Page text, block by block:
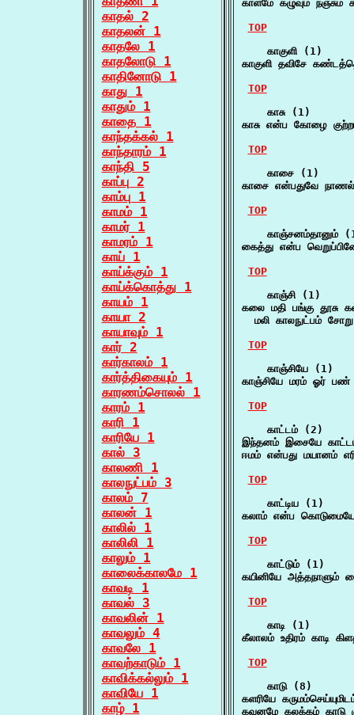
காதல் 2
காதலன் 1
காதலே 1
காதலோடு 1
காதினோடு 1
காது 1
காதும் 1
காதை 1
காந்தக்கல் 1
காந்தாரம் 1
காந்தி 5
காப்பு 2
காம்பு 1
காமம் 1
காமர் 1
காமரம் 1
காய் 1
காய்க்கும் 1
காய்க்கொத்து 1
காயம் 1
காயா 2
காயாவும் 1
கார் 2
கார்காலம் 1
கார்த்திகையும் 1
காரணம்சொலல் 1
காரம் 1
காரி 1
காரியே 1
கால் 3
காலணி 1
காலநுட்பம் 3
காலம் 7
காலன் 1
காலில் 1
காலிலி 1
காலும் 1
காலைக்காலமே 1
காவடி 1
காவல் 3
காவலின் 1
காவலும் 4
காவலே 1
காவற்காடும் 1
காவிக்கல்லும் 1
காவியே 1
காழ் 1
காளமே கழுவும் நஞ்சும்
TOP
    காகுளி (1)
காகுளி தவிசே
TOP
    காசு (1)
காசு என்ப கோழை
TOP
    காசை (1)
காசை என்பதுவே
TOP
காஞ்சனம்தானும்
கைத்து என்ப
TOP
    காஞ்சி (1)
கலை மதி பங்கு தூசு
மலி காலநுட்பம்
TOP
    காஞ்சியே (1)
காஞ்சியே மரம் ஓர்
TOP
    காட்டம் (2)
இந்தனம் இசையே
ஈமம் என்பது மயானம்
TOP
    காட்டிய (1)
கலாம் என்ப
TOP
    காட்டும் (1)
கயினியே அத்தநாளும்
TOP
    காடி (1)
கீலாலம் உதிரம் காடி
TOP
    காடு (8)
களரியே
கவனமே கலக்கம் காடு